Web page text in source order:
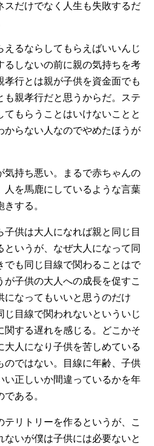
スだけでなく人生も失敗するだ
えるならしてもらえばいいんじ
るしないの前に親の気持ちを考
孝行とは親が子供を資金面でも
も親孝行だと思うからだ。ステ
てもらうことはいけないことと
からない人なのでやめたほうが
気持ち悪い。まるで赤ちゃんの
人を馬鹿にしているような言葉
する。
供は大人になれば親と同じ目
いうが、なぜ大人になって同
でも同じ目線で関わることはで
が子供の大人への成長を促すこ
になってもいいと思うのだけ
じ目線で関われないといういじ
関する遅れを感じる。どこかそ
人になり子供を苦しめている
のではない。目線に年齢、子供
い正しいか間違っているかを年
ある。
リトリーを作るというが、こ
ないが僕は子供には必要ないと